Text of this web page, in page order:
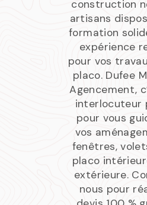
construction
artisans
formation
expérience
pour vos
placo. Dufee
Agencement,
interlocuteur
pour vous
vos
fenêtres,
placo
extérieure.
nous pour